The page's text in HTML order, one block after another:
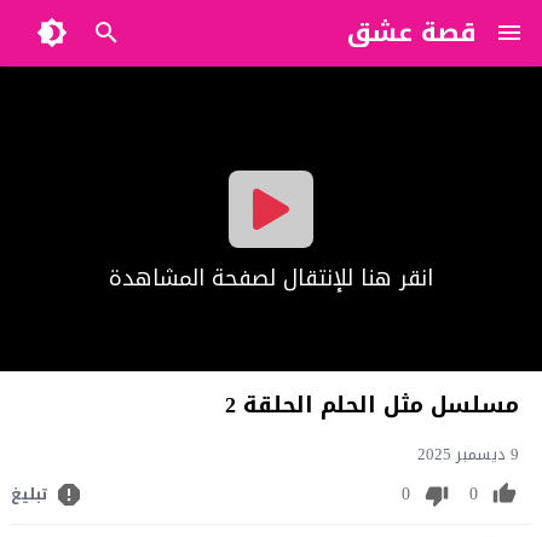
قصة عشق
?>
انقر هنا للإنتقال لصفحة المشاهدة
مسلسل مثل الحلم الحلقة 2
9 ديسمبر 2025
0
0 تبليغ